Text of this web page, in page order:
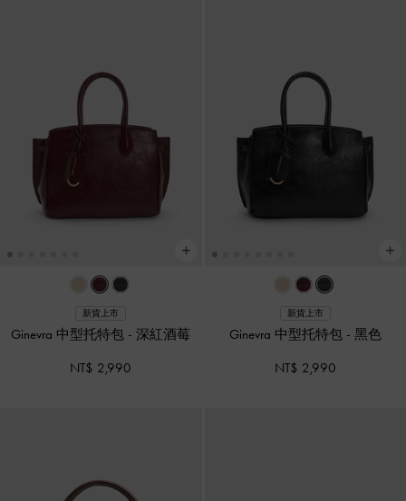
新貨上市
Ginevra 中型托特包 -深紅酒莓
NT$ 2,990
新貨上市
Ginevra 中型托特包 - 黑色
NT$ 2,990